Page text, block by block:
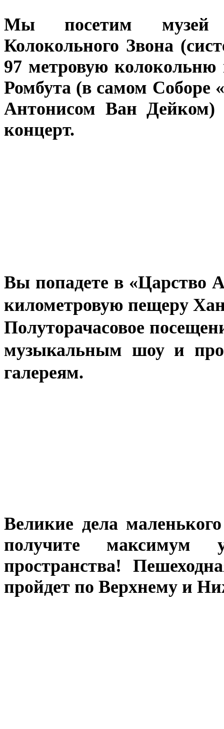
Мы посетим музей
Колокольного Звона
97 метровую колокольню
Ромбута (в самом Соборе
Антонисом Ван
концерт.
Вы попадете в «Царство
километровую пещеру
Полуторачасовое
музыкальным шоу и
галереям.
Великие дела
получите максимум
пространства!
пройдет по Верхнему и